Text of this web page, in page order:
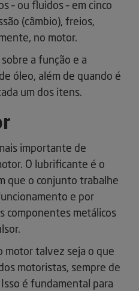
– ou fluidos – em cinco
(câmbio), freios,
no motor.
a função e a
óleo, além de quando é
um dos itens.
importante de
O lubrificante é o
que o conjunto trabalhe
e por
componentes metálicos
motor talvez seja o que
motoristas, sempre de
é fundamental para